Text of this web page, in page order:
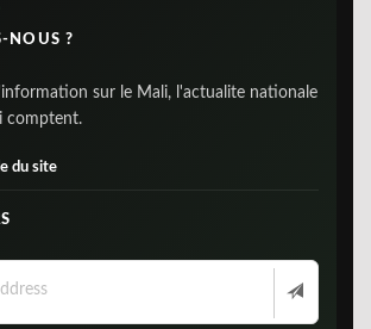
NOUS ?
sur le Mali, l'actualite nationale
comptent.
du site